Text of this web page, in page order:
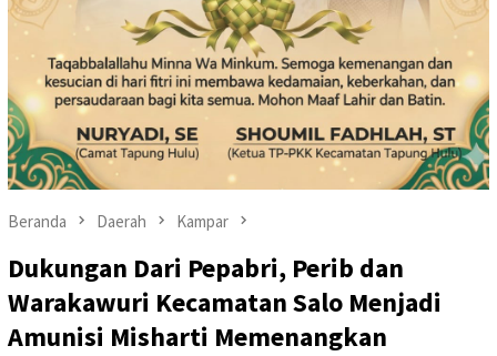
Beranda Daerah Kampar
Dukungan Dari Pepabri, Perib dan
Warakawuri Kecamatan Salo Menjadi
Amunisi Misharti Memenangkan